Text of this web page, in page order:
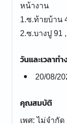
หน้างาน
1.ซ.ท้ายบ้าน
2.ซ.บางปู 91
วันและเวลาทำ
20/08/
คุณสมบัติ
เพศ: ไม่จำกัด